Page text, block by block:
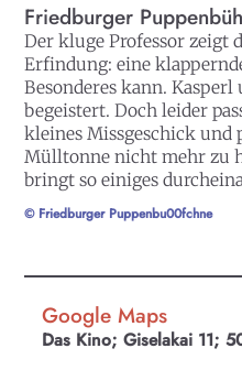
Friedburger
Der kluge Professor zeigt
Erfindung: eine
Besonderes kann.
begeistert. Doch leider
kleines Missgeschick
Mülltonne nicht mehr zu
bringt so einiges
© Friedburger Puppenbu00fchne
Google Maps
Das Kino; Giselakai 11;